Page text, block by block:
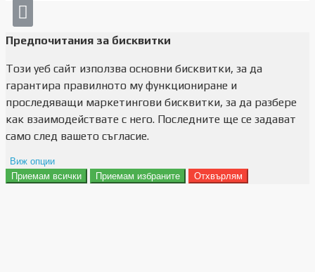
Предпочитания за бисквитки
Този уеб сайт използва основни бисквитки, за да
гарантира правилното му функциониране и
проследяващи маркетингови бисквитки, за да разбере
как взаимодействате с него. Последните ще се задават
само след вашето съгласие.
Виж опции
Препочитания за реклами
Приемам всички Приемам избраните Отхвърлям